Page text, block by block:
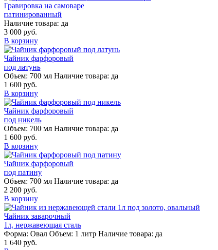
Гравировка на самоваре
патинированный
Наличие товара: да
3 000 руб.
В корзину
Чайник фарфоровый
под латунь
Объем: 700 мл Наличие товара: да
1 600 руб.
В корзину
Чайник фарфоровый
под никель
Объем: 700 мл Наличие товара: да
1 600 руб.
В корзину
Чайник фарфоровый
под патину
Объем: 700 мл Наличие товара: да
2 200 руб.
В корзину
Чайник заварочный
1л, нержавеющая сталь
Форма: Овал Объем: 1 литр Наличие товара: да
1 640 руб.